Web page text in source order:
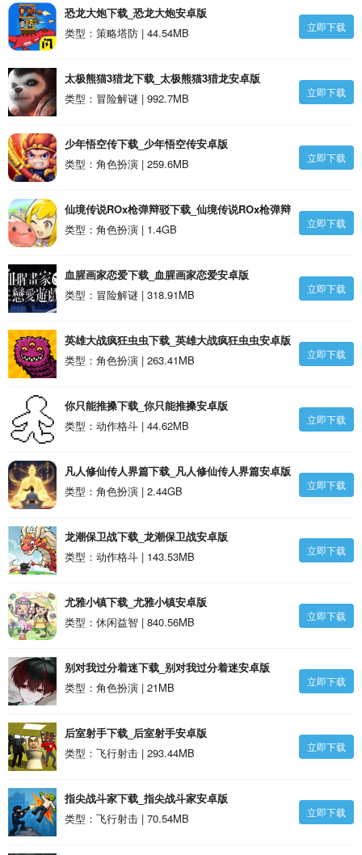
恐龙大炮下载_恐龙大炮安卓版
类型：策略塔防 | 44.54MB
立即下载
太极熊猫3猎龙下载_太极熊猫3猎龙安卓版
类型：冒险解谜 | 992.7MB
立即下载
少年悟空传下载_少年悟空传安卓版
类型：角色扮演 | 259.6MB
立即下载
仙境传说ROx枪弹辩驳下载_仙境传说ROx枪弹辩
驳安卓版
类型：角色扮演 | 1.4GB 立即下载
血腥画家恋爱下载_血腥画家恋爱安卓版
类型：冒险解谜 | 318.91MB
立即下载
英雄大战疯狂虫虫下载_英雄大战疯狂虫虫安卓版
类型：角色扮演 | 263.41MB
立即下载
你只能推搡下载_你只能推搡安卓版
类型：动作格斗 | 44.62MB
立即下载
凡人修仙传人界篇下载_凡人修仙传人界篇安卓版
类型：角色扮演 | 2.44GB
立即下载
龙潮保卫战下载_龙潮保卫战安卓版
类型：动作格斗 | 143.53MB
立即下载
尤雅小镇下载_尤雅小镇安卓版
类型：休闲益智 | 840.56MB
立即下载
别对我过分着迷下载_别对我过分着迷安卓版
类型：角色扮演 | 21MB
立即下载
后室射手下载_后室射手安卓版
类型：飞行射击 | 293.44MB
立即下载
指尖战斗家下载_指尖战斗家安卓版
类型：飞行射击 | 70.54MB
立即下载